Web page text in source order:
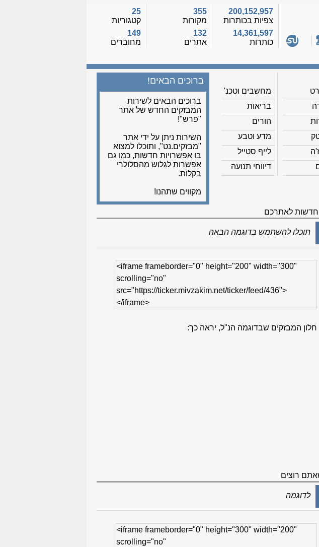
200,152,957
צפיות בכותרות
14,361,597
כותרות
355
מקורות
132
אתרים
25
קטגוריות
149
מחוברים
מחשבים וטכנ'
בריאות
הורים
מדע וטבע
לייף סטייל
דיווחי תנועה
ברוכים הבאים!
ברוכים הבאים לשירות
המבזקים החדש של אתר
"פרש"!
השירות ניתן על ידי אתר
"מבזקים.נט", ותוכלו למצוא
בו אפשרויות חדשות, כמו גם
אפשרות לגלוש מהסלולרי
בקלות.
מקווים שתהנו!
חדשות לאתרכם
תוכלו להשתמש בדוגמה הבאה
<iframe frameborder="0" height="200" width="300"
scrolling="no"
src="https://ticker.mivzakim.net/ticker/feed/436">
</iframe>
חלון המבזקים שבדוגמה הנ"ל, יראה כך:
רוצים
לדוגמה
<iframe frameborder="0" height="300" width="200"
scrolling="no"